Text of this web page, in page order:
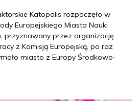
Katopolis rozpoczęło w
Europejskiego Miasta Nauki
przyznawany przez organizację
z Komisją Europejską, po raz
miasto z Europy Środkowo-